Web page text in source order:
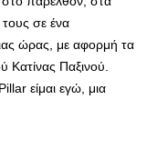
σε ένα
ώρας, με αφορμή τα
Παξινού.
είμαι εγώ, μια